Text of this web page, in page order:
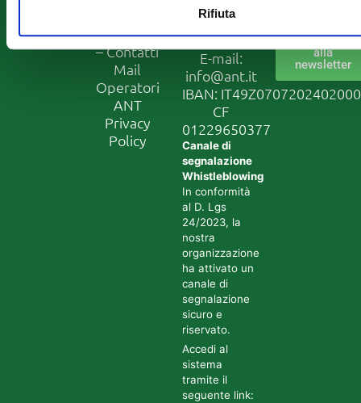
Rifiuta
Dove siamo
– Contatti
Mail
Operatori
ANT
Privacy
Policy
Bologna
Tel:051
7190111
E-mail:
info@ant.it
IBAN:
CF
01229650377
Canale di
segnalazione
Whistleblowing
In conformità
al D. Lgs
24/2023, la
nostra
organizzazione
ha attivato un
canale di
segnalazione
sicuro e
riservato.
Accedi al
sistema
tramite il
seguente link:
Iscriviti
alla
newsletter